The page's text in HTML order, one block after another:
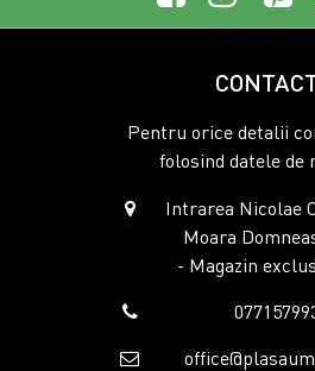
Pentru orice detalii
folosind datele de
Intrarea Nicolae
Moara
- Magazin